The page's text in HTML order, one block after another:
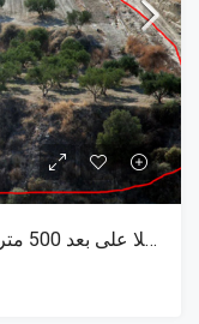
قم ببناء منزلك الخاص Ή فيلا على بعد 500 متر من الشاطئ